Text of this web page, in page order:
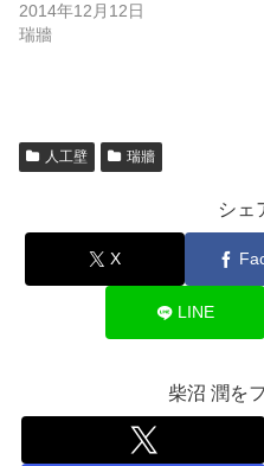
2014年12月12日
瑞牆
人工壁 瑞牆
シェ
X
LINE
柴沼 潤を